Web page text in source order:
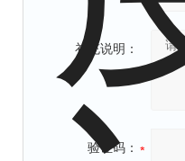
补充说明：
验证码：